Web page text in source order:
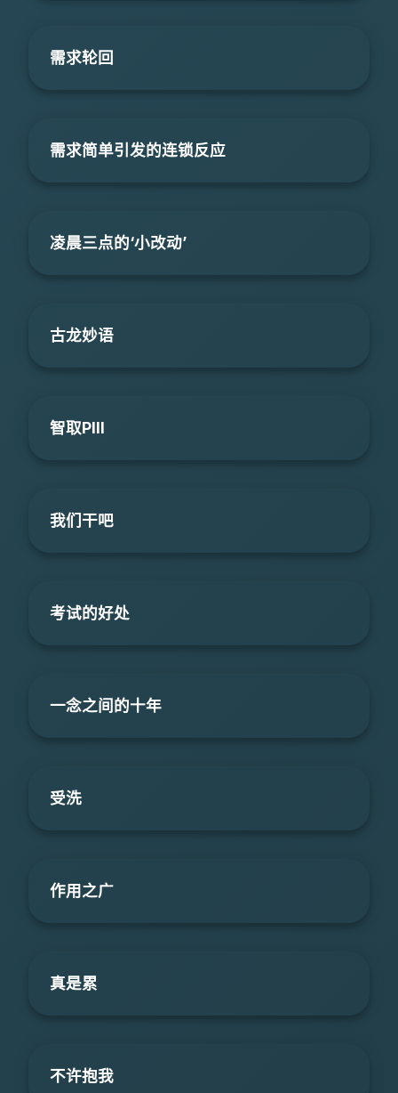
需求轮回
需求简单引发的连锁反应
凌晨三点的‘小改动’
古龙妙语
智取PIII
我们干吧
考试的好处
一念之间的十年
受洗
作用之广
真是累
不许抱我